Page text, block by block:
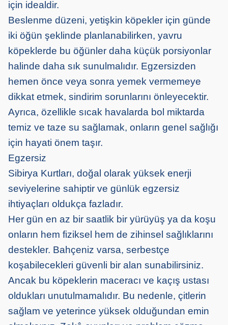
için idealdir.
Beslenme düzeni, yetişkin köpekler için günde
iki öğün şeklinde planlanabilirken, yavru
köpeklerde bu öğünler daha küçük porsiyonlar
halinde daha sık sunulmalıdır. Egzersizden
hemen önce veya sonra yemek vermemeye
dikkat etmek, sindirim sorunlarını önleyecektir.
Ayrıca, özellikle sıcak havalarda bol miktarda
temiz ve taze su sağlamak, onların genel sağlığı
için hayati önem taşır.
Egzersiz
Sibirya Kurtları, doğal olarak yüksek enerji
seviyelerine sahiptir ve günlük egzersiz
ihtiyaçları oldukça fazladır.
Her gün en az bir saatlik bir yürüyüş ya da koşu
onların hem fiziksel hem de zihinsel sağlıklarını
destekler. Bahçeniz varsa, serbestçe
koşabilecekleri güvenli bir alan sunabilirsiniz.
Ancak bu köpeklerin maceracı ve kaçış ustası
oldukları unutulmamalıdır. Bu nedenle, çitlerin
sağlam ve yeterince yüksek olduğundan emin